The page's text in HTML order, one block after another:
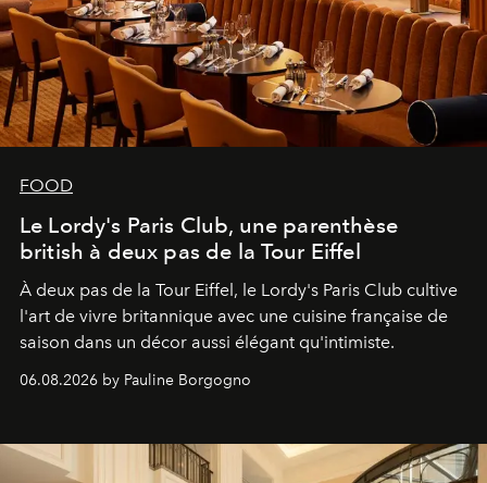
FOOD
Le Lordy's Paris Club, une parenthèse
british à deux pas de la Tour Eiffel
À deux pas de la Tour Eiffel, le Lordy's Paris Club cultive
l'art de vivre britannique avec une cuisine française de
saison dans un décor aussi élégant qu'intimiste.
06.08.2026 by Pauline Borgogno